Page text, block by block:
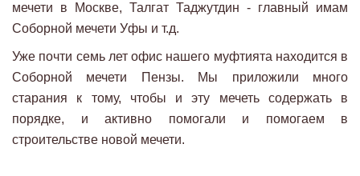
мечети в Москве, Талгат Таджутдин - главный имам
Соборной мечети Уфы и т.д.
Уже почти семь лет офис нашего муфтията находится в
Соборной мечети Пензы. Мы приложили много
старания к тому, чтобы и эту мечеть содержать в
порядке, и активно помогали и помогаем в
строительстве новой мечети.